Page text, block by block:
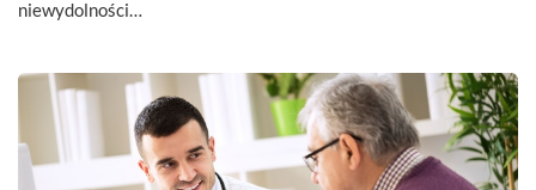
niewydolności…